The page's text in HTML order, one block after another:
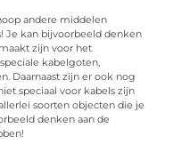
andere middelen
Je kan bijvoorbeeld denken
zijn voor het
kabelgoten,
Daarnaast zijn er ook nog
speciaal voor kabels zijn
soorten objecten die je
denken aan de